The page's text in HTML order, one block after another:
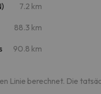
7.2 km
88.3 km
90.8 km
Linie berechnet. Die